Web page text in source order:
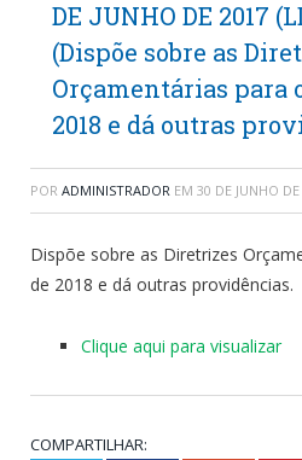
DE JUNHO DE 2017
(Dispõe sobre as
Orçamentárias para
2018 e dá outras
POR ADMINISTRADOR EM 30 DE JUNHO
Dispõe sobre as Diretrizes
de 2018 e dá outras providências.
Clique aqui para visualizar
COMPARTILHAR: